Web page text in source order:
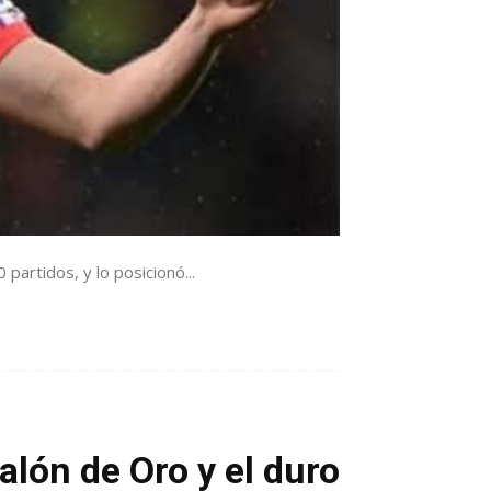
partidos, y lo posicionó...
de Oro y el duro